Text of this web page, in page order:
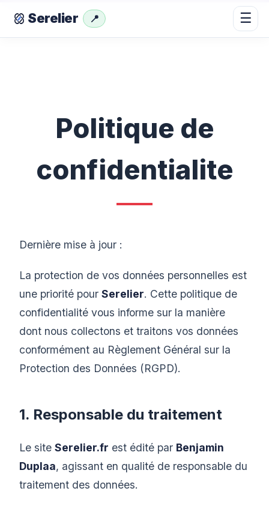
Serelier 📍 ☰
Politique de
confidentialite
Dernière mise à jour :
La protection de vos données personnelles est
une priorité pour Serelier. Cette politique de
confidentialité vous informe sur la manière
dont nous collectons et traitons vos données
conformément au Règlement Général sur la
Protection des Données (RGPD).
1. Responsable du traitement
Le site Serelier.fr est édité par Benjamin
Duplaa, agissant en qualité de responsable du
traitement des données.